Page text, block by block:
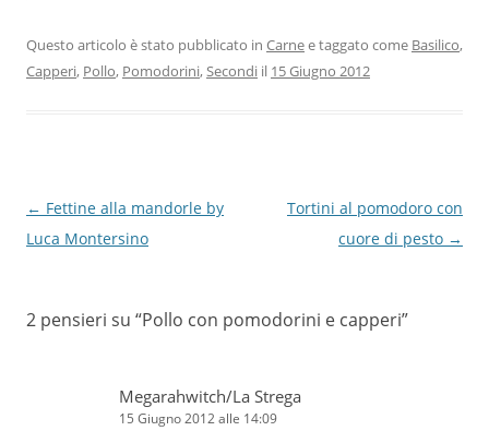
Questo articolo è stato pubblicato in Carnee taggato come Basilico,
Capperi, Pollo, Pomodorini,Secondi il 15 Giugno 2012
Navigazione
articolo
← Fettine alla mandorle by
Luca Montersino
Tortini al pomodoro con
cuore di pesto →
2 pensieri su “Pollo con pomodorini e capperi”
Megarahwitch/La Strega
15 Giugno 2012 alle 14:09